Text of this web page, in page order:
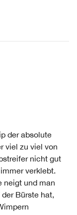
der absolute
viel zu viel von
nicht gut
verklebt.
neigt und man
Bürste hat,